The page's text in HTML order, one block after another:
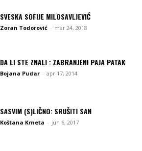
SVESKA SOFIJE MILOSAVLJEVIĆ
Zoran Todorović - mar 24, 2018
DA LI STE ZNALI : ZABRANJENI PAJA PATAK
Bojana Pudar - apr 17, 2014
SASVIM (S)LIČNO: SRUŠITI SAN
Koštana Krneta - jun 6, 2017